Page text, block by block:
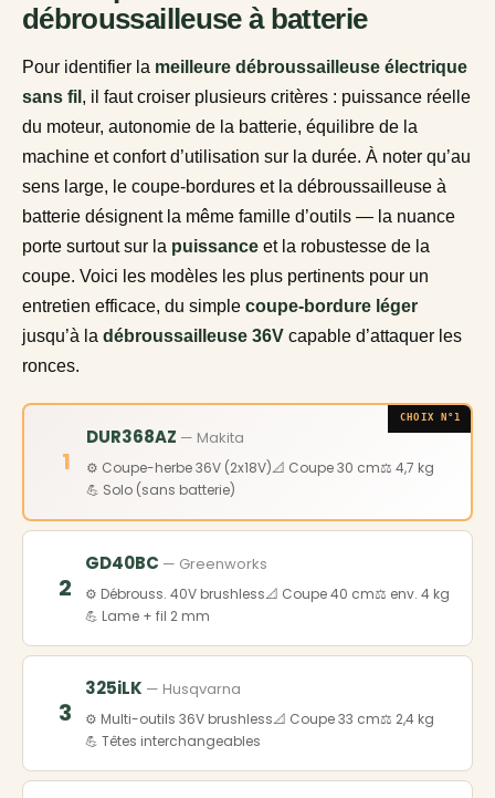
débroussailleuse à batterie
Pour identifier la meilleure débroussailleuse électrique
sans fil , il faut croiser plusieurs critères : puissance réelle
du moteur, autonomie de la batterie, équilibre de la
machine et confort d’utilisation sur la durée. À noter qu’au
sens large, le coupe-bordures et la débroussailleuse à
batterie désignent la même famille d’outils — la nuance
porte surtout sur la puissance et la robustesse de la
coupe. Voici les modèles les plus pertinents pour un
entretien efficace, du simple coupe-bordure léger
jusqu’à la débroussailleuse 36V capable d’attaquer les
ronces.
CHOIX N°1
1
DUR368AZ — Makita
⚙️ Coupe-herbe 36V (2x18V)📐 Coupe 30 cm⚖️ 4,7 kg
💪 Solo (sans batterie)
2
GD40BC — Greenworks
⚙️ Débrouss. 40V brushless📐 Coupe 40 cm⚖️ env. 4 kg
💪 Lame + fil 2 mm
3
325iLK — Husqvarna
⚙️ Multi-outils 36V brushless📐 Coupe 33 cm⚖️ 2,4 kg
💪 Têtes interchangeables